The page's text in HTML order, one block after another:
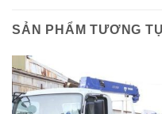
SẢN PHẨM TƯƠNG